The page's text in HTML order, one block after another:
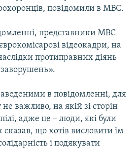
повідомили в МВС.
представники МВС
відеокадри, на
протиправних діянь
в повідомленні, для
важливо, на якій зі сторін
адже це – люди, які були
сказав, що хотів висловити їм
і подякувати